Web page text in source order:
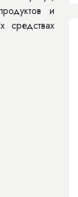
и
средствах